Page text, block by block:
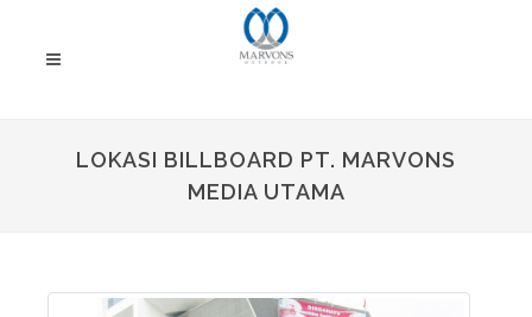
LOKASI BILLBOARD PT. MARVONS
MEDIA UTAMA